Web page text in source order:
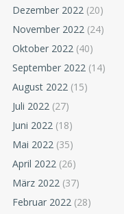
Dezember 2022 (20)
November 2022 (24)
Oktober 2022 (40)
September 2022 (14)
August 2022 (15)
Juli 2022 (27)
Juni 2022 (18)
Mai 2022 (35)
April 2022 (26)
März 2022 (37)
Februar 2022 (28)